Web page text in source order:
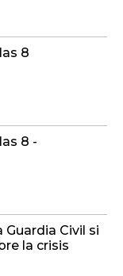
8
8 -
Guardia Civil si
la crisis